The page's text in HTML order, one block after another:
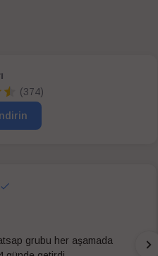
(374)
grubu her aşamada